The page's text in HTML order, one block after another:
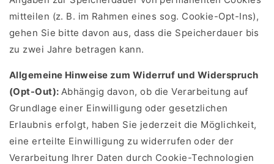
mitteilen (z. B. im Rahmen eines sog. Cookie-Opt-Ins),
gehen Sie bitte davon aus, dass die Speicherdauer bis
zu zwei Jahre betragen kann.
Allgemeine Hinweise zum Widerruf und Widerspruch
(Opt-Out): Abhängig davon, ob die Verarbeitung auf
Grundlage einer Einwilligung oder gesetzlichen
Erlaubnis erfolgt, haben Sie jederzeit die Möglichkeit,
eine erteilte Einwilligung zu widerrufen oder der
Verarbeitung Ihrer Daten durch Cookie-Technologien